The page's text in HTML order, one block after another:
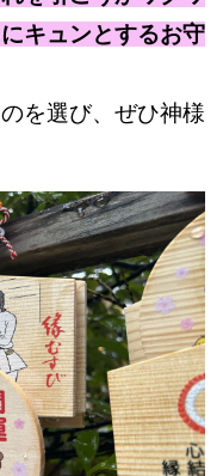
キュンとするお守
を選び、ぜひ神様